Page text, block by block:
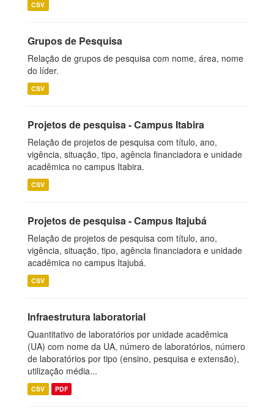
CSV
Grupos de Pesquisa
Relação de grupos de pesquisa com nome, área, nome
do líder.
CSV
Projetos de pesquisa - Campus Itabira
Relação de projetos de pesquisa com título, ano,
vigência, situação, tipo, agência financiadora e unidade
acadêmica no campus Itabira.
CSV
Projetos de pesquisa - Campus Itajubá
Relação de projetos de pesquisa com título, ano,
vigência, situação, tipo, agência financiadora e unidade
acadêmica no campus Itajubá.
CSV
Infraestrutura laboratorial
Quantitativo de laboratórios por unidade acadêmica
(UA) com nome da UA, número de laboratórios, número
de laboratórios por tipo (ensino, pesquisa e extensão),
utilização média...
CSV PDF